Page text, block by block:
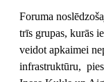
Foruma
trīs grupas, kurās
veidot apkaimei
infrastruktūru,